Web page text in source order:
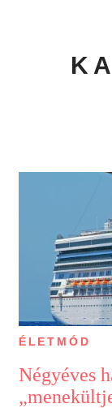
ÉLETMÓD
Négyéves